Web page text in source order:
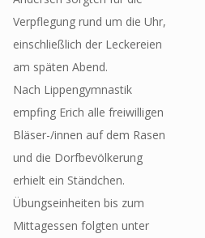
Verpflegung rund um die Uhr,
einschließlich der Leckereien
am späten Abend.
Nach Lippengymnastik
empfing Erich alle freiwilligen
Bläser-/innen auf dem Rasen
und die Dorfbevölkerung
erhielt ein Ständchen.
Übungseinheiten bis zum
Mittagessen folgten unter